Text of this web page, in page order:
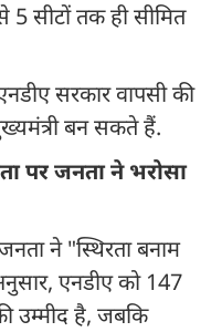
5 सीटों तक ही सीमित
सरकार वापसी की
बन सकते हैं.
पर जनता ने भरोसा
ने "स्थिरता बनाम
एनडीए को 147
उम्मीद है, जबकि